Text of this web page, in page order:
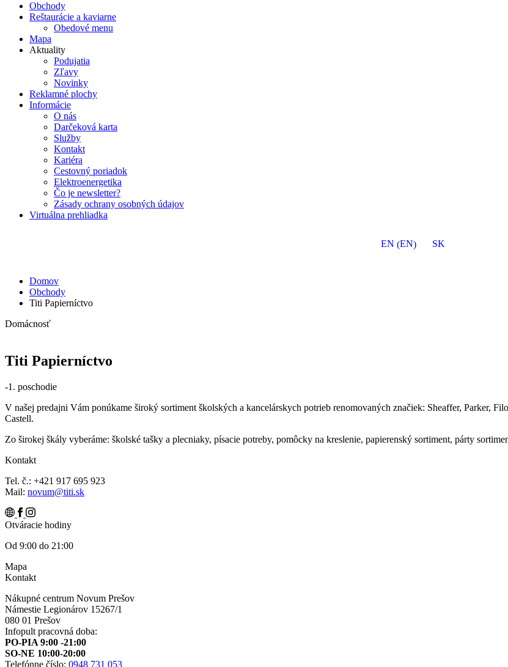
Obchody
Reštaurácie a kaviarne
Obedové menu
Mapa
Aktuality
Podujatia
Zľavy
Novinky
Reklamné plochy
Informácie
O nás
Darčeková karta
Služby
Kontakt
Kariéra
Cestovný poriadok
Elektroenergetika
Čo je newsletter?
Zásady ochrany osobných údajov
Virtuálna prehliadka
EN (EN) SK
Domov
Obchody
Titi Papierníctvo
Domácnosť
Titi Papierníctvo
-1. poschodie
V našej predajni Vám ponúkame široký sortiment školských a kancelárskych potrieb renomovaných značiek: Sheaffer, Parker,
Castell.
Zo širokej škály vyberáme: školské tašky a plecniaky, písacie potreby, pomôcky na kreslenie, papierenský sortiment, párty
Kontakt
Tel. č.: +421 917 695 923
Mail: novum@titi.sk
Otváracie hodiny
Od 9:00 do 21:00
Mapa
Kontakt
Nákupné centrum Novum Prešov
Námestie Legionárov 15267/1
080 01 Prešov
Infopult pracovná doba:
PO-PIA 9:00 -21:00
SO-NE 10:00-20:00
Telefónne číslo: 0948 731 053